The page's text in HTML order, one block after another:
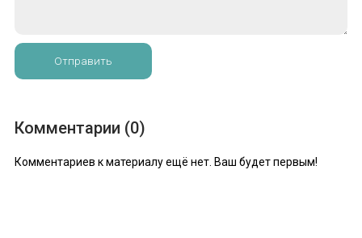
Отправить
Комментарии (0)
Комментариев к материалу ещё нет. Ваш будет первым!